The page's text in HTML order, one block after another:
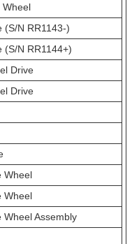
Wheel
(S/N RR1143-)
(S/N RR1144+)
Drive
Drive
Wheel
Wheel
Wheel Assembly